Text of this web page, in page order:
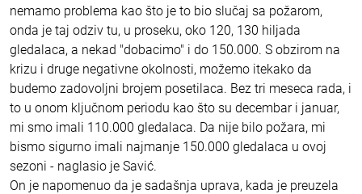
nemamo problema kao što je to bio slučaj sa požarom,
onda je taj odziv tu, u proseku, oko 120, 130 hiljada
gledalaca, a nekad "dobacimo" i do 150.000. S obzirom na
krizu i druge negativne okolnosti, možemo itekako da
budemo zadovoljni brojem posetilaca. Bez tri meseca rada, i
to u onom ključnom periodu kao što su decembar i januar,
mi smo imali 110.000 gledalaca. Da nije bilo požara, mi
bismo sigurno imali najmanje 150.000 gledalaca u ovoj
sezoni - naglasio je Savić.
On je napomenuo da je sadašnja uprava, kada je preuzela